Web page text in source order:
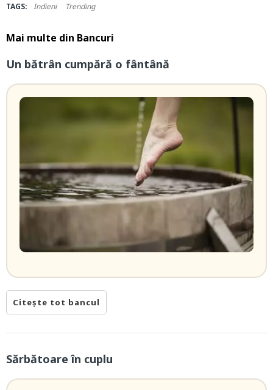
TAGS: Indieni Trending
Mai multe din Bancuri
Un bătrân cumpără o fântână
Citește tot bancul
Sărbătoare în cuplu